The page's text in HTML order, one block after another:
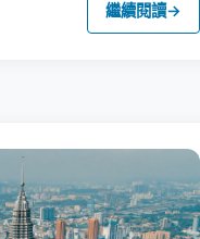
繼續閱讀→